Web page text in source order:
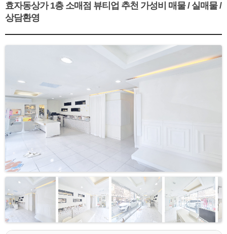
효자동상가 1층 소매점 뷰티업 추천 가성비 매물 / 실매물 /
상담환영